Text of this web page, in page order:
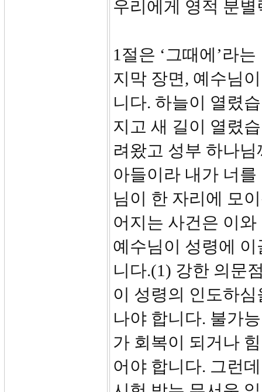
우리에게 영적 분
1절은 ‘그때에’라
지막 장면, 예수님
니다. 하늘이 열렸
지고 새 길이 열렸
려왔고 성부 하나
아들이라 내가 너
님이 한 자리에 모
어지는 사건은 이
예수님이 성령에
니다.(1) 강한 의문
이 성령의 인도하
나야 합니다. 불가
가 회복이 되거나
어야 합니다. 그런